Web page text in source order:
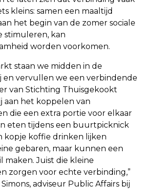
kleins: samen een maaltijd
het begin van de zomer sociale
stimuleren, kan
worden voorkomen.
staan we midden in de
en vervullen we een verbindende
van Stichting Thuisgekookt
aan het koppelen van
die een extra portie voor elkaar
eten tijdens een buurtpicknick
kopje koffie drinken lijken
gebaren, maar kunnen een
maken. Juist die kleine
zorgen voor echte verbinding,”
adviseur Public Affairs bij